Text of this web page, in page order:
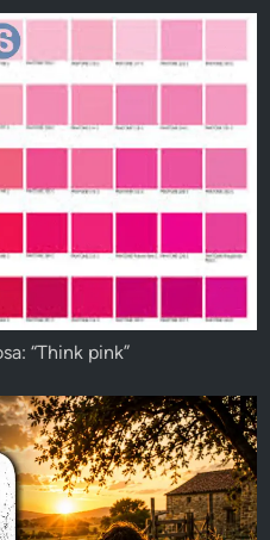
“Think pink”